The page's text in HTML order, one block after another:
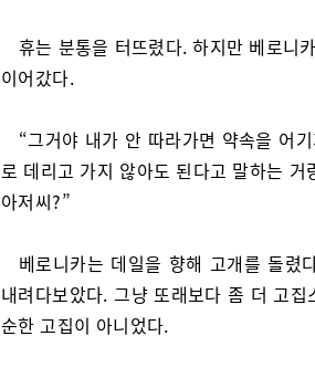
휴는 분통을 터뜨렸다. 하지만 베로니
이어갔다.
“그거야 내가 안 따라가면 약속을 어
로 데리고 가지 않아도 된다고 말하는
아저씨?”
베로니카는 데일을 향해 고개를 돌렸
내려다보았다. 그냥 또래보다 좀 더 고
순한 고집이 아니었다.